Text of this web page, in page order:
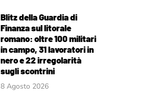
Blitz della Guardia di
Finanza sul litorale
romano: oltre 100 militari
in campo, 31 lavoratori in
nero e 22 irregolarità
sugli scontrini
8 Agosto 2026